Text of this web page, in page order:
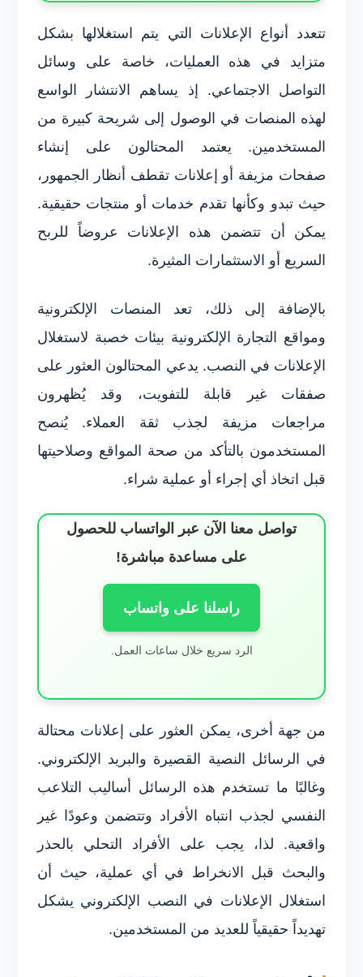
تتعدد أنواع الإعلانات التي يتم استغلالها بشكل
متزايد في هذه العمليات، خاصة على وسائل
التواصل الاجتماعي. إذ يساهم الانتشار الواسع
لهذه المنصات في الوصول إلى شريحة كبيرة من
المستخدمين. يعتمد المحتالون على إنشاء
صفحات مزيفة أو إعلانات تقطف أنظار الجمهور،
حيث تبدو وكأنها تقدم خدمات أو منتجات حقيقية.
يمكن أن تتضمن هذه الإعلانات عروضاً للربح
السريع أو الاستثمارات المثيرة.
بالإضافة إلى ذلك، تعد المنصات الإلكترونية
ومواقع التجارة الإلكترونية بيئات خصبة لاستغلال
الإعلانات في النصب. يدعي المحتالون العثور على
صفقات غير قابلة للتفويت، وقد يُظهرون
مراجعات مزيفة لجذب ثقة العملاء. يُنصح
المستخدمون بالتأكد من صحة المواقع وصلاحيتها
قبل اتخاذ أي إجراء أو عملية شراء.
تواصل معنا الآن عبر الواتساب للحصول
على مساعدة مباشرة!
راسلنا على واتساب
الرد سريع خلال ساعات العمل.
من جهة أخرى، يمكن العثور على إعلانات محتالة
في الرسائل النصية القصيرة والبريد الإلكتروني.
وغالبًا ما تستخدم هذه الرسائل أساليب التلاعب
النفسي لجذب انتباه الأفراد وتتضمن وعودًا غير
واقعية. لذا، يجب على الأفراد التحلي بالحذر
والبحث قبل الانخراط في أي عملية، حيث أن
استغلال الإعلانات في النصب الإلكتروني يشكل
تهديداً حقيقياً للعديد من المستخدمين.